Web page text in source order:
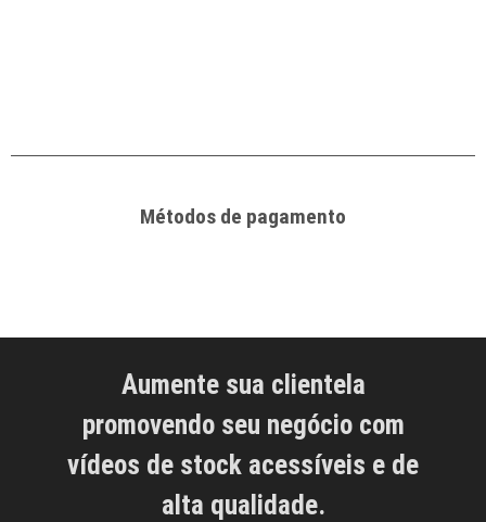
Métodos de pagamento
Aumente sua clientela
promovendo seu negócio com
vídeos de stock acessíveis e de
alta qualidade.